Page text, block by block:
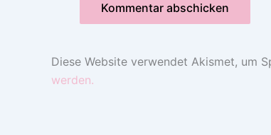
Diese Website verwendet Akismet, um
werden.